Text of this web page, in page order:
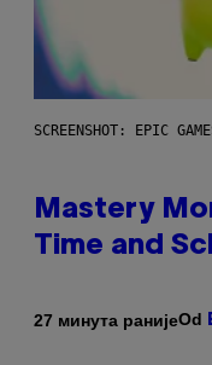
SCREENSHOT: EPIC
Mastery
Time and
27 минута ранијеOd